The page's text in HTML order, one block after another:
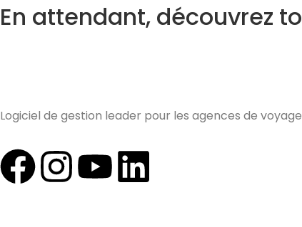
En attendant, découvrez
Logiciel de gestion leader pour les agences de